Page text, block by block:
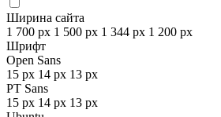
Ширина сайта
1 700 px 1 500 px 1 344 px 1 200 px
Шрифт
Open Sans
15 px 14 px 13 px
PT Sans
15 px 14 px 13 px